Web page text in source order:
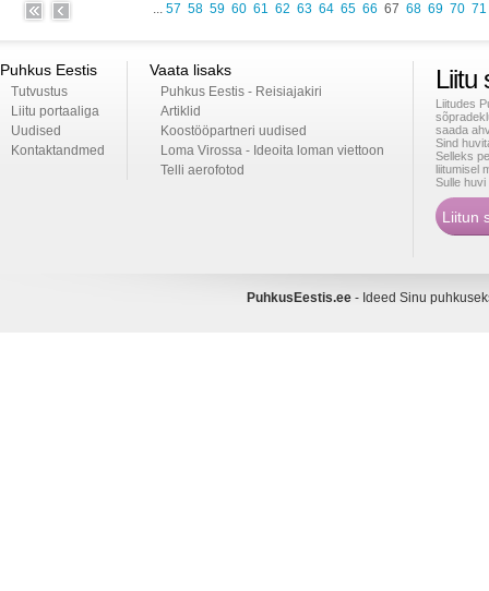
... 57 58 59 60 61 62 63 64 65 66 67 68 69 70 71
Puhkus Eestis
Tutvustus
Liitu portaaliga
Uudised
Kontaktandmed
Vaata lisaks
Puhkus Eestis - Reisiajakiri
Artiklid
Koostööpartneri uudised
Loma Virossa - Ideoita loman viettoon
Telli aerofotod
Liitu
Liitudes
saada
Sind
Selleks
liitumisel
Sulle
PuhkusEestis.ee- Ideed Sinu